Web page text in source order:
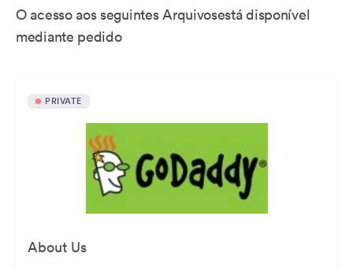
O acesso aos seguintes Arquivosestá disponível
mediante pedido
PRIVATE
About Us